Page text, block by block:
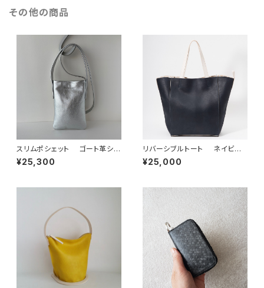
その他の商品
スリムポシェット ゴート革シル
バー
¥25,300
リバーシブルトート ネイビー
「OMOTE to OMOTE」
¥25,000